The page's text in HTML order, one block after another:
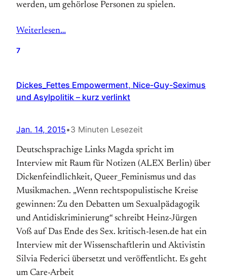
werden, um gehörlose Personen zu spielen.
Weiterlesen…
7
Dickes_Fettes Empowerment, Nice-Guy-Seximus
und Asylpolitik – kurz verlinkt
Jan. 14, 2015•3 Minuten Lesezeit
Deutschsprachige Links Magda spricht im
Interview mit Raum für Notizen (ALEX Berlin) über
Dickenfeindlichkeit, Queer_Feminismus und das
Musikmachen. „Wenn rechtspopulistische Kreise
gewinnen: Zu den Debatten um Sexualpädagogik
und Antidiskriminierung“ schreibt Heinz-Jürgen
Voß auf Das Ende des Sex. kritisch-lesen.de hat ein
Interview mit der Wissenschaftlerin und Aktivistin
Silvia Federici übersetzt und veröffentlicht. Es geht
um Care-Arbeit